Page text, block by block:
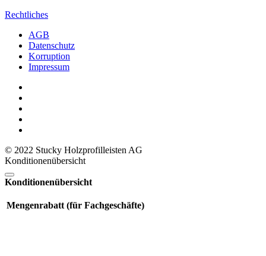
Rechtliches
AGB
Datenschutz
Korruption
Impressum
© 2022 Stucky Holzprofilleisten AG
Konditionenübersicht
Konditionenübersicht
Mengenrabatt (für Fachgeschäfte)